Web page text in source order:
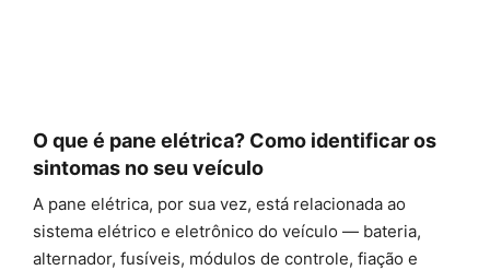
O que é pane elétrica? Como identificar os
sintomas no seu veículo
A pane elétrica, por sua vez, está relacionada ao
sistema elétrico e eletrônico do veículo — bateria,
alternador, fusíveis, módulos de controle, fiação e